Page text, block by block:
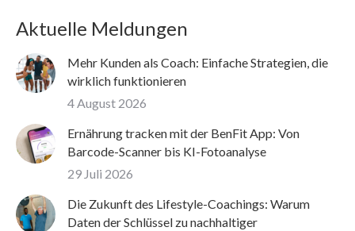
Aktuelle Meldungen
Mehr Kunden als Coach: Einfache Strategien, die
wirklich funktionieren
4 August 2026
Ernährung tracken mit der BenFit App: Von
Barcode-Scanner bis KI-Fotoanalyse
29 Juli 2026
Die Zukunft des Lifestyle-Coachings: Warum
Daten der Schlüssel zu nachhaltiger